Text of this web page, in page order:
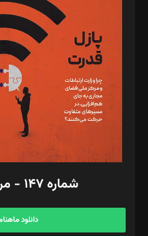
د‌بیر تحریریه آنلاین: بابک نقاش
تحریریه‌: مجتبی محمود‌ی، آرش برهمند،
مصطفی مسجدی آرانی، ابوالفضل رجبی،
رستمی،مصطفی باستان
ویرایش: نگار استاد‌‌آقا
طراح یونیفرم: مجید توکلی
فیلمبرداری و عکاسی: امیر شفیعی، مانی
گرافیک و صفحه‌آرایی: سید‌سبحان‌علی ثابت
مد‌یر توسعه تجاری: کامبیز برید‌
امور مالی: شاپور رهبری، محمد‌ کاظمی‌نیا
آگهی و مشترکین: ۰۹۱۹۹۹۹۰۴۵۴
شماره ۱۴۷ - مرداد ۱۴۰۵
دانلود